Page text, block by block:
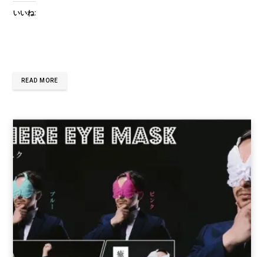
いいね:
READ MORE